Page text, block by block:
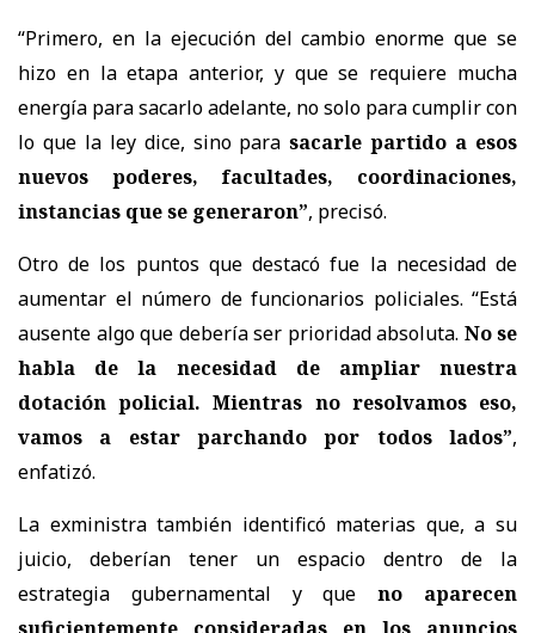
“Primero, en la ejecución del cambio enorme que se
hizo en la etapa anterior, y que se requiere mucha
energía para sacarlo adelante, no solo para cumplir con
lo que la ley dice, sino para sacarle partido a esos
nuevos poderes, facultades, coordinaciones,
instancias que se generaron”, precisó.
Otro de los puntos que destacó fue la necesidad de
aumentar el número de funcionarios policiales. “Está
ausente algo que debería ser prioridad absoluta. No se
habla de la necesidad de ampliar nuestra
dotación policial. Mientras no resolvamos eso,
vamos a estar parchando por todos lados”,
enfatizó.
La exministra también identificó materias que, a su
juicio, deberían tener un espacio dentro de la
estrategia gubernamental y queno aparecen
suficientemente consideradas en los anuncios